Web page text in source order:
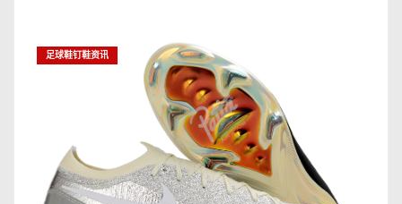
足球鞋钉鞋资讯